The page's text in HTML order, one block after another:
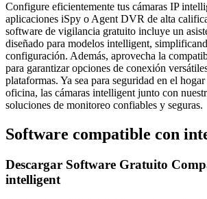
Configure eficientemente tus cámaras IP
aplicaciones iSpy o Agent DVR de alta
software de vigilancia gratuito incluye un
diseñado para modelos intelligent,
configuración. Además, aprovecha la
para garantizar opciones de conexión
plataformas. Ya sea para seguridad en el
oficina, las cámaras intelligent junto con
soluciones de monitoreo confiables y seguras.
Software compatible con
Descargar Software Gratuito
intelligent